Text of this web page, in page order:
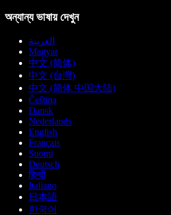
অন্যান্য ভাষায় দেখুন
العربية
Magyar
中文 (简体)
中文 (台灣)
中文 (简体 中国大陆)
Čeština
Dansk
Nederlands
English
Français
Suomi
Deutsch
हिन्दी
Italiano
日本語
한국어